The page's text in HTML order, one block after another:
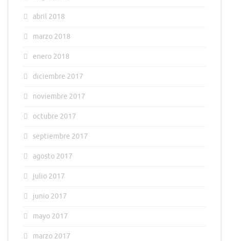
abril 2018
marzo 2018
enero 2018
diciembre 2017
noviembre 2017
octubre 2017
septiembre 2017
agosto 2017
julio 2017
junio 2017
mayo 2017
marzo 2017